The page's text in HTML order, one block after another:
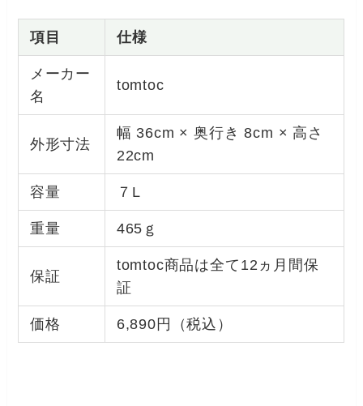
項目 仕様
メーカー
名
tomtoc
外形寸法
幅 36cm × 奥行き 8cm × 高さ
22cm
容量 ７L
重量 465ｇ
保証
tomtoc商品は全て12ヵ月間保
証
価格 6,890円（税込）